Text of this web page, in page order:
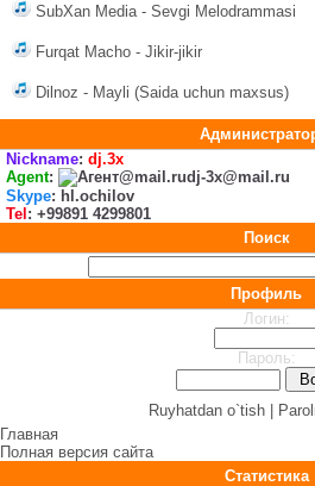
SubXan Media - Sevgi Melodrammasi
Furqat Macho - Jikir-jikir
Dilnoz - Mayli (Saida uchun maxsus)
Nickname: dj.3x
Agent:
dj-3x@mail.ru
Skype: hl.ochilov
Tel : +99891 4299801
Поиск
Профиль
Логин:
Пароль:
Ruyhatdan o`tish |
Главная
Полная версия сайта
Статистика